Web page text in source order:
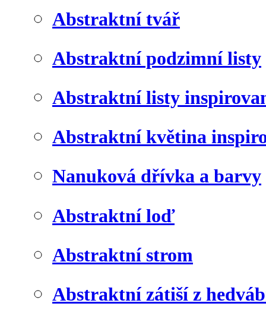
Abstraktní tvář
Abstraktní podzimní listy
Abstraktní listy
Abstraktní květina
Nanuková dřívka a barvy
Abstraktní loď
Abstraktní strom
Abstraktní zátiší z